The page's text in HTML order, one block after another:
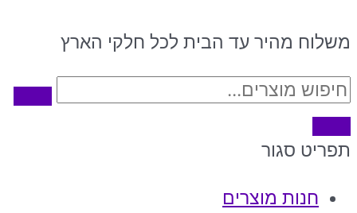
משלוח מהיר עד הבית לכל חלקי הארץ
תפריט סגור
חנות מוצרים